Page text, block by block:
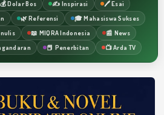
💰 Dolar Bos ✍️ Inspirasi
🖊️ Esai
🌿 Referensi
🎓 Mahasiswa Sukses
📖 MIQRA Indonesia
📰 News
📕 Penerbitan 📺 Arda TV